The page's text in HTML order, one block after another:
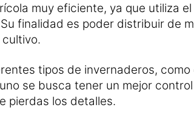
muy eficiente, ya que utiliza el
finalidad es poder distribuir de
tipos de invernaderos, como
se busca tener un mejor
pierdas los detalles.